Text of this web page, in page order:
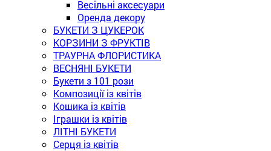
Весільні аксесуари
Оренда декору
БУКЕТИ З ЦУКЕРОК
КОРЗИНИ З ФРУКТІВ
ТРАУРНА ФЛОРИСТИКА
ВЕСНЯНІ БУКЕТИ
Букети з 101 рози
Композиції із квітів
Кошика із квітів
Іграшки із квітів
ЛІТНІ БУКЕТИ
Серця із квітів